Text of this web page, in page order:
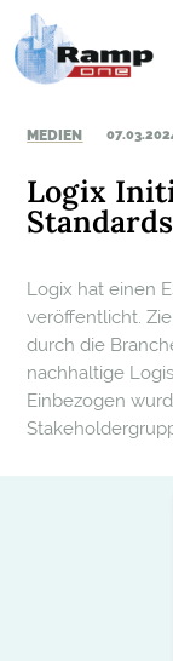
MEDIEN
Logix
Logix hat einen
veröffentlicht.
durch die
nachhaltige
Einbezogen